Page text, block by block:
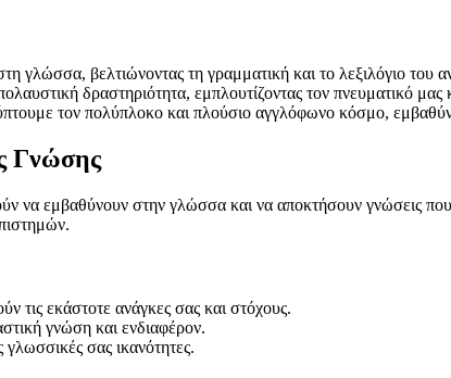
γλώσσα, βελτιώνοντας τη γραμματική και το λεξιλόγιο του
δραστηριότητα, εμπλουτίζοντας τον πνευματικό μας
τον πολύπλοκο και πλούσιο αγγλόφωνο κόσμο,
Γνώσης
να εμβαθύνουν στην γλώσσα και να αποκτήσουν γνώσεις
τις εκάστοτε ανάγκες σας και στόχους.
γνώση και ενδιαφέρον.
γλωσσικές σας ικανότητες.